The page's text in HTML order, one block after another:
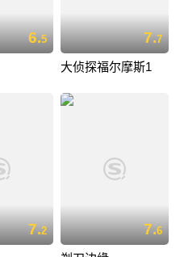
6.5 7.7
大侦探福尔摩斯1
7.2 7.6